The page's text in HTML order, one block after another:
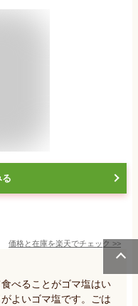
価格と在庫を楽天でチェック >>
べることがゴマ塩はい
よいゴマ塩です。ごは